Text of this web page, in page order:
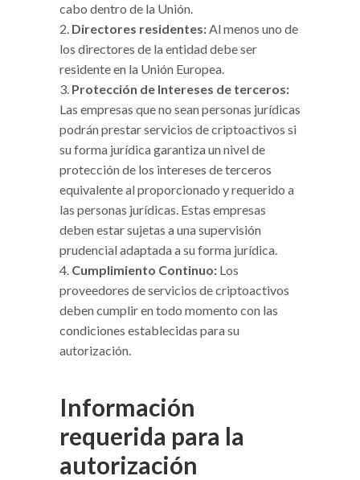
cabo dentro de la Unión.
Directores residentes:Al menos uno de
los directores de la entidad debe ser
residente en la Unión Europea.
Protección de Intereses de terceros:
Las empresas que no sean personas jurídicas
podrán prestar servicios de criptoactivos si
su forma jurídica garantiza un nivel de
protección de los intereses de terceros
equivalente al proporcionado y requerido a
las personas jurídicas. Estas empresas
deben estar sujetas a una supervisión
prudencial adaptada a su forma jurídica.
Cumplimiento Continuo: Los
proveedores de servicios de criptoactivos
deben cumplir en todo momento con las
condiciones establecidas para su
autorización.
Información
requerida para la
autorización